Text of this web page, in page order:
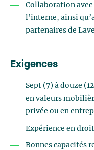
Collaboration avec
l’interne, ainsi
partenaires de
Exigences
Sept (7) à douze
en valeurs
privée ou en
Expérience en
Bonnes capacités